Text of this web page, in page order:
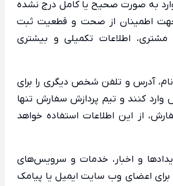
به صورت صحیح یا کامل درج نشده
جهت اطمینان از صحت و قطعیت ثبت
اطلاعات تکمیلی و بیشتری
آدرس و تلفن شخص دیگری را برای
کنند و تیم پردازش سفارش تنها
از این اطلاعات استفاده خواهد
و اخبار، خدمات و سرویس‌های
برای اعضای وب سایت ایمیل یا پیامک